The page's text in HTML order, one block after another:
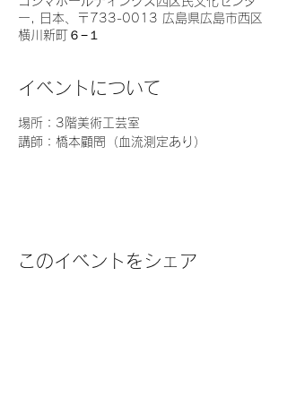
ー, 日本、〒733-0013 広島県広島市西区
横川新町６−１
イベントについて
場所：3階美術工芸室
講師：橋本顧問（血流測定あり）
このイベントをシェア